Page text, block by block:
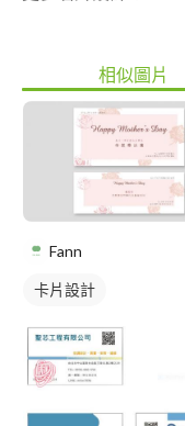
相似圖片
Fann
卡片設計